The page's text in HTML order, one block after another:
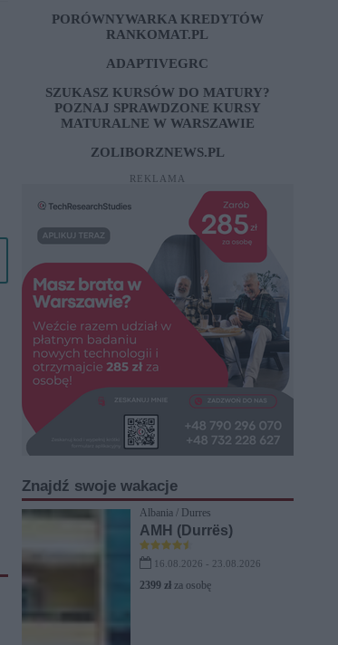
PORÓWNYWARKA KREDYTÓW
RANKOMAT.PL
ADAPTIVEGRC
SZUKASZ KURSÓW DO MATURY?
POZNAJ SPRAWDZONE KURSY
MATURALNE W WARSZAWIE
ZOLIBORZNEWS.PL
REKLAMA
Znajdź swoje wakacje
Albania / Durres
AMH (Durrës)
16.08.2026 - 23.08.2026
2399 zł za osobę